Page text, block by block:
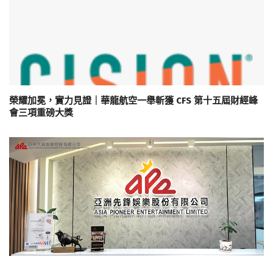
榮耀加冕，實力見證｜華龍航空一舉斬獲 CFS 第十五屆財經峰
會三項重磅大獎